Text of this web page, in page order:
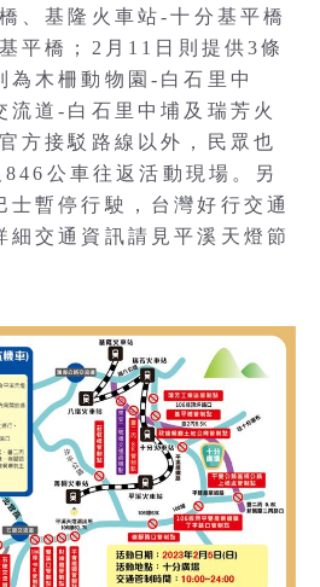
、基隆火車站-十分基平橋
平橋；2月11日則提供3條
為木柵動物園-白石里中
流道-白石里中埔及瑞芳火
方接駁路線以外，民眾也
公車往返活動現場。另
士暫停行駛，台灣好行交通
細交通資訊請見平溪天燈節